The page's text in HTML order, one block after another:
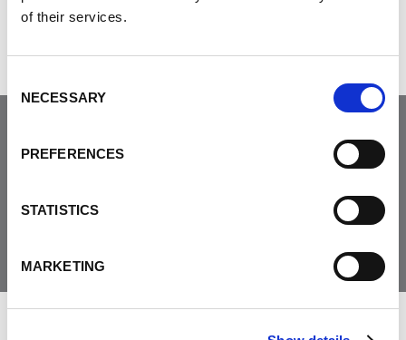
of their services.
Selection
NECESSARY
PREFERENCES
STATISTICS
MARKETING
Joignez-vous à la
communauté